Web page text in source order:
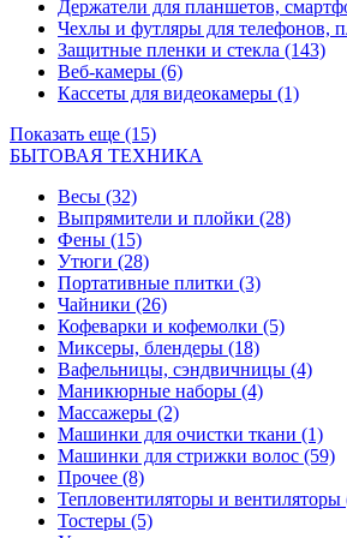
Держатели для планшетов,
Чехлы и футляры для телефонов,
Защитные пленки и стекла (143)
Веб-камеры (6)
Кассеты для видеокамеры (1)
Показать еще (15)
БЫТОВАЯ ТЕХНИКА
Весы (32)
Выпрямители и плойки (28)
Фены (15)
Утюги (28)
Портативные плитки (3)
Чайники (26)
Кофеварки и кофемолки (5)
Миксеры, блендеры (18)
Вафельницы, сэндвичницы (4)
Маникюрные наборы (4)
Массажеры (2)
Машинки для очистки ткани (1)
Машинки для стрижки волос (59)
Прочее (8)
Тепловентиляторы и вентиляторы
Тостеры (5)